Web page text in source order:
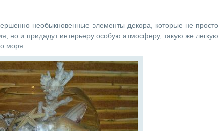
необыкновенные элементы декора, которые не просто
но и придадут интерьеру особую атмосферу, такую же легкую
моря.